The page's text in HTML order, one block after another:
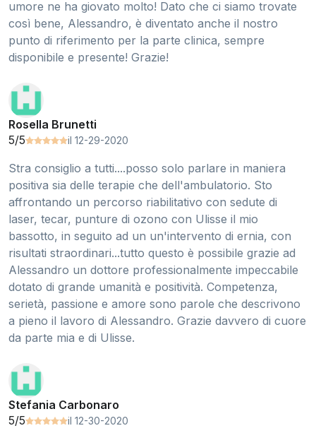
umore ne ha giovato molto! Dato che ci siamo trovate
così bene, Alessandro, è diventato anche il nostro
punto di riferimento per la parte clinica, sempre
disponibile e presente! Grazie!
Rosella Brunetti
5/5
il 12-29-2020
Stra consiglio a tutti....posso solo parlare in maniera
positiva sia delle terapie che dell'ambulatorio. Sto
affrontando un percorso riabilitativo con sedute di
laser, tecar, punture di ozono con Ulisse il mio
bassotto, in seguito ad un un'intervento di ernia, con
risultati straordinari...tutto questo è possibile grazie ad
Alessandro un dottore professionalmente impeccabile
dotato di grande umanità e positività. Competenza,
serietà, passione e amore sono parole che descrivono
a pieno il lavoro di Alessandro. Grazie davvero di cuore
da parte mia e di Ulisse.
Stefania Carbonaro
5/5
il 12-30-2020